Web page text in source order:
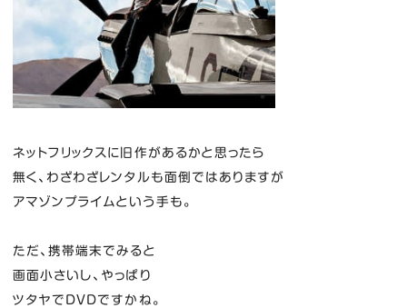
ネットフリックスに旧作があるかと思ったら
無く、わざわざレンタルも面倒ではありますが
アマゾンプライムという手も。
ただ、携帯端末でみると
画面小さいし、やっぱり
ツタヤでDVDですかね。